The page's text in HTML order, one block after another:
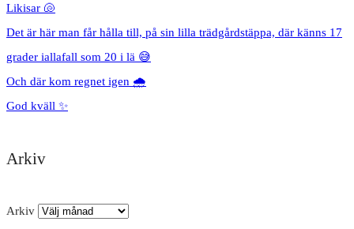
Likisar 🐚
Det är här man får hålla till, på sin lilla trädgårdstäppa, där känns 17
grader iallafall som 20 i lä 😅
Och där kom regnet igen 🌧️
God kväll ✨
Arkiv
Arkiv